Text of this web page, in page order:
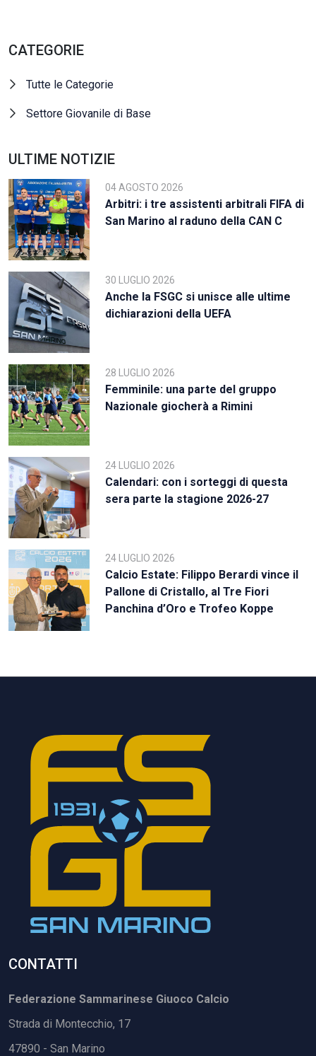
CATEGORIE
Tutte le Categorie
Settore Giovanile di Base
ULTIME NOTIZIE
04 AGOSTO 2026
Arbitri: i tre assistenti arbitrali FIFA di
San Marino al raduno della CAN C
30 LUGLIO 2026
Anche la FSGC si unisce alle ultime
dichiarazioni della UEFA
28 LUGLIO 2026
Femminile: una parte del gruppo
Nazionale giocherà a Rimini
24 LUGLIO 2026
Calendari: con i sorteggi di questa
sera parte la stagione 2026-27
24 LUGLIO 2026
Calcio Estate: Filippo Berardi vince il
Pallone di Cristallo, al Tre Fiori
Panchina d’Oro e Trofeo Koppe
CONTATTI
Federazione Sammarinese Giuoco Calcio
Strada di Montecchio, 17
47890 - San Marino